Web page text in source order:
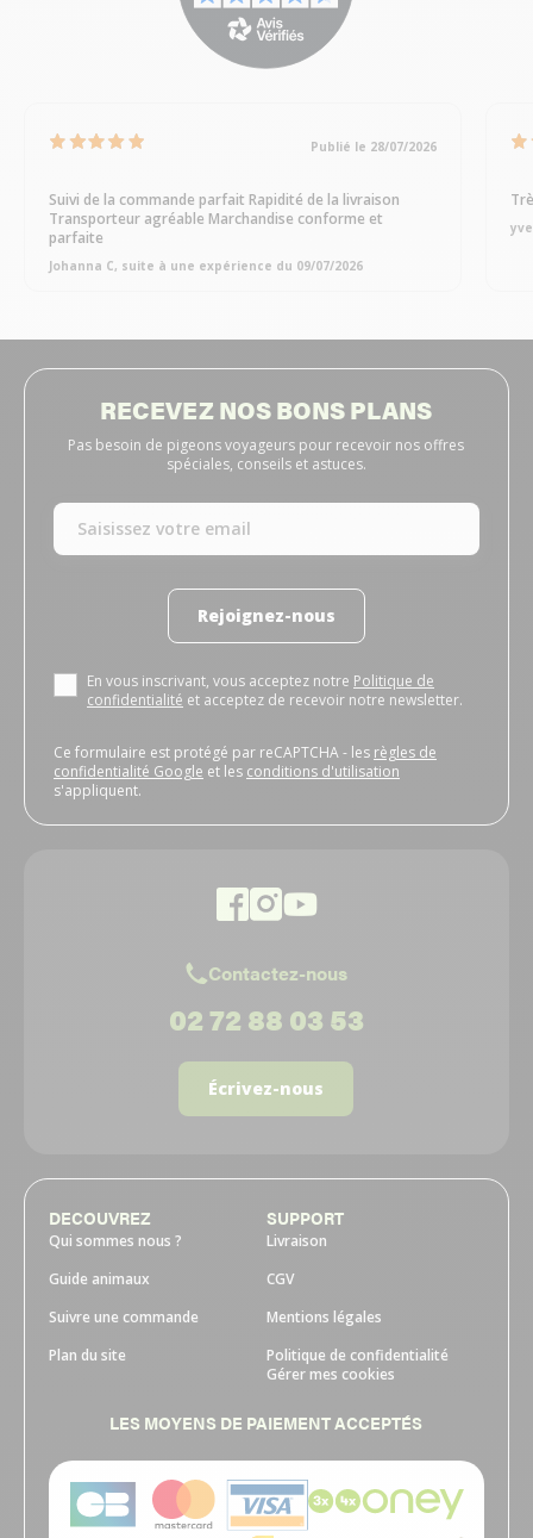
Publié le 28/07/2026
Suivi de la commande parfait Rapidité de la livraison
Transporteur agréable Marchandise conforme et
parfaite
Johanna C, suite à une expérience du 09/07/2026
RECEVEZ NOS BONS PLANS
Pas besoin de pigeons voyageurs pour recevoir nos offres
spéciales, conseils et astuces.
Rejoignez-nous
En vous inscrivant, vous acceptez notre Politique de
confidentialité et acceptez de recevoir notre newsletter.
Ce formulaire est protégé par reCAPTCHA - les règles de
confidentialité Google et les conditions d'utilisation
s'appliquent.
Contactez-nous
02 72 88 03 53
Écrivez-nous
DECOUVREZ
Qui sommes nous ?
Guide animaux
Suivre une commande
Plan du site
SUPPORT
Livraison
CGV
Mentions légales
Politique de confidentialité
Gérer mes cookies
LES MOYENS DE PAIEMENT ACCEPTÉS